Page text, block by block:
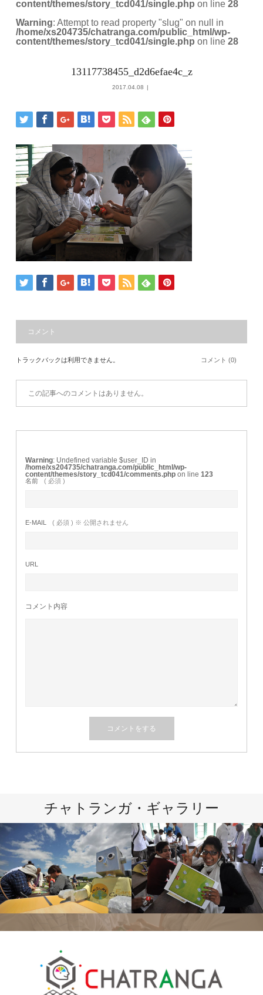
content/themes/story_tcd041/single.php on line28
Warning: Attempt to read property "slug" on null in
/home/xs204735/chatranga.com/public_html/wp-
content/themes/story_tcd041/single.php on line28
13117738455_d2d6efae4c_z
2017.04.08
コメント
トラックバックは利用できません。 コメント (0)
この記事へのコメントはありません。
Warning : Undefined variable $user_ID in
/home/xs204735/chatranga.com/public_html/wp-
content/themes/story_tcd041/comments.php on line123
名前 ( 必須 )
E-MAIL ( 必須 ) ※ 公開されません
URL
コメント内容
チャトランガ・ギャラリー